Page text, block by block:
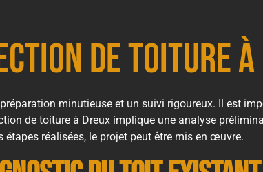
de toiture à
minutieuse et un suivi rigoureux. Il est
de toiture à Dreux implique une analyse
réalisées, le projet peut être mis en œuvre.